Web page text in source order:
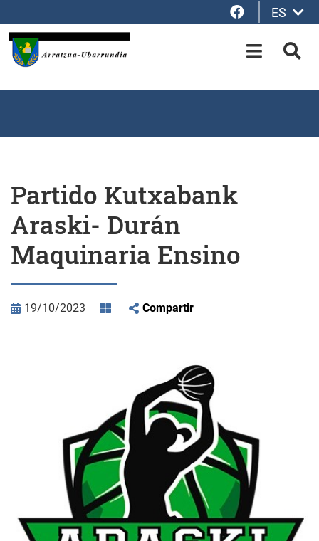
Facebook
ES
OPEN-
Partido Kutxabank
Araski- Durán
Maquinaria Ensino
19/10/2023 Compartir